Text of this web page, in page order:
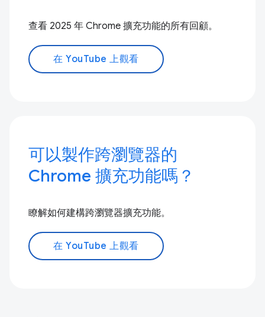
查看 2025 年 Chrome 擴充功能的所有回顧。
在 YouTube 上觀看
可以製作跨瀏覽器的
Chrome 擴充功能嗎？
瞭解如何建構跨瀏覽器擴充功能。
在 YouTube 上觀看